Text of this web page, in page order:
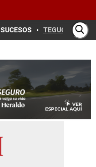
SUCESOS TEGUCIGALPA